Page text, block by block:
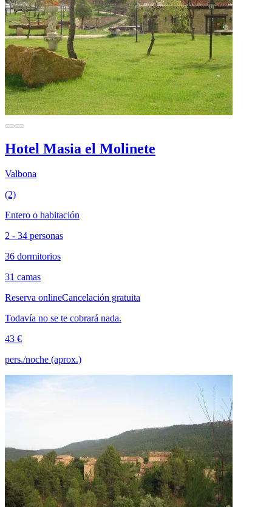
Hotel Masia el Molinete
Valbona
(2)
Entero o habitación
2 - 34 personas
36 dormitorios
31 camas
Reserva onlineCancelación gratuita
Todavía no se te cobrará nada.
43 €
pers./noche (aprox.)